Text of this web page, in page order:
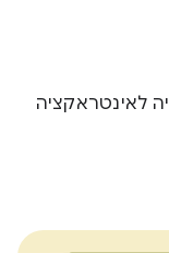
לאינטראקציה